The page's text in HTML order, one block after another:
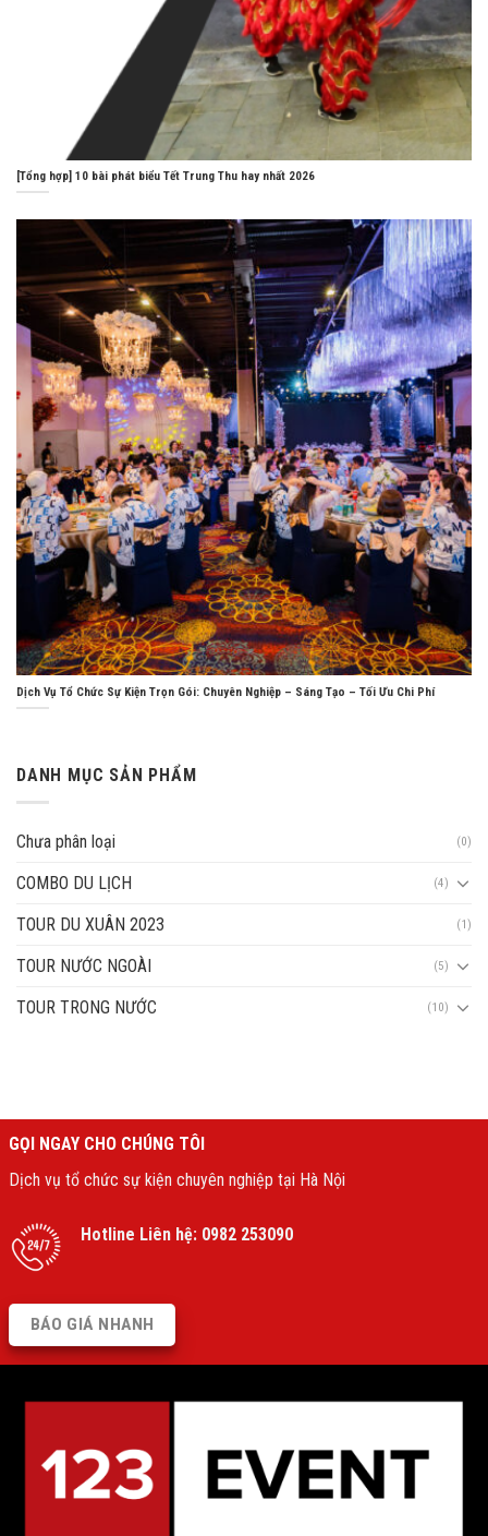
[Tổng hợp] 10 bài phát biểu Tết Trung Thu hay nhất 2026
Dịch Vụ Tổ Chức Sự Kiện Trọn Gói: Chuyên Nghiệp – Sáng Tạo – Tối Ưu Chi Phí
DANH MỤC SẢN PHẨM
Chưa phân loại (0)
COMBO DU LỊCH (4)
TOUR DU XUÂN 2023 (1)
TOUR NƯỚC NGOÀI (5)
TOUR TRONG NƯỚC (10)
GỌI NGAY CHO CHÚNG TÔI
Dịch vụ tổ chức sự kiện chuyên nghiệp tại Hà Nội
Hotline Liên hệ: 0982 253090
BÁO GIÁ NHANH